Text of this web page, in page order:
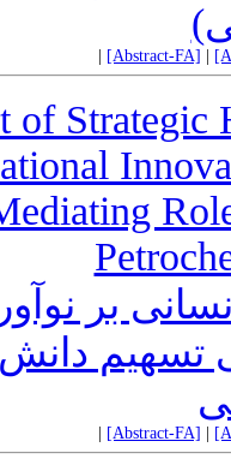
[Abstract-FA]
of Strategic
بر
تسهیم
[Abstract-FA]